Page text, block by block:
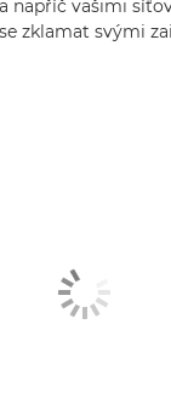
napříč vašimi
zklamat svými